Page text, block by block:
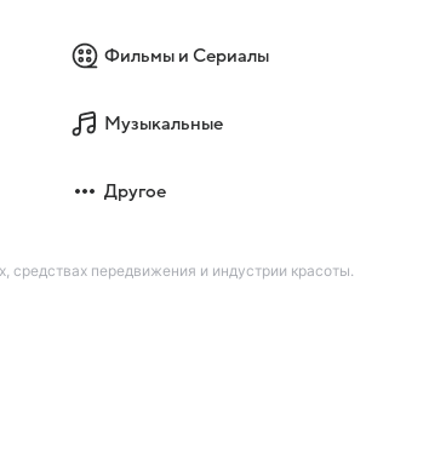
Фильмы и Сериалы
Музыкальные
Другое
средствах передвижения и индустрии красоты.